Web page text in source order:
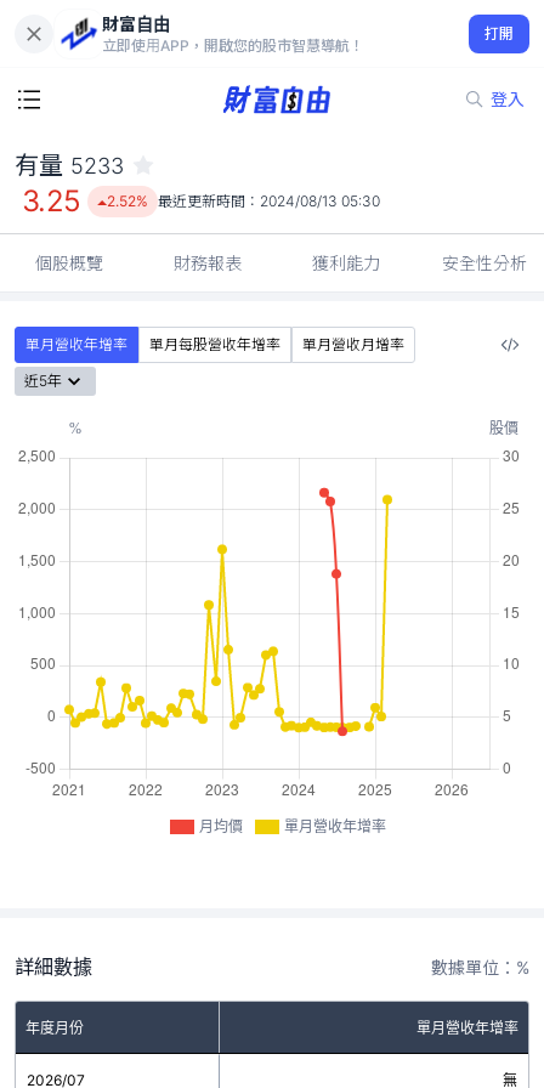
財富自由
立即使用APP，開啟您的股市智慧導航！
打開
登入
3.25
2.52%
有量 5233
3.25 2.52% 最近更新時間： 2024/08/13 05:30
個股概覽 財務報表 獲利能力 安全性分析
單月營收年增率 單月每股營收年增率
單月營收月增率
近5年
月均價 單月營收年增率
詳細數據 數據單位：%
年度月份 單月營收年增率
2026/07 無